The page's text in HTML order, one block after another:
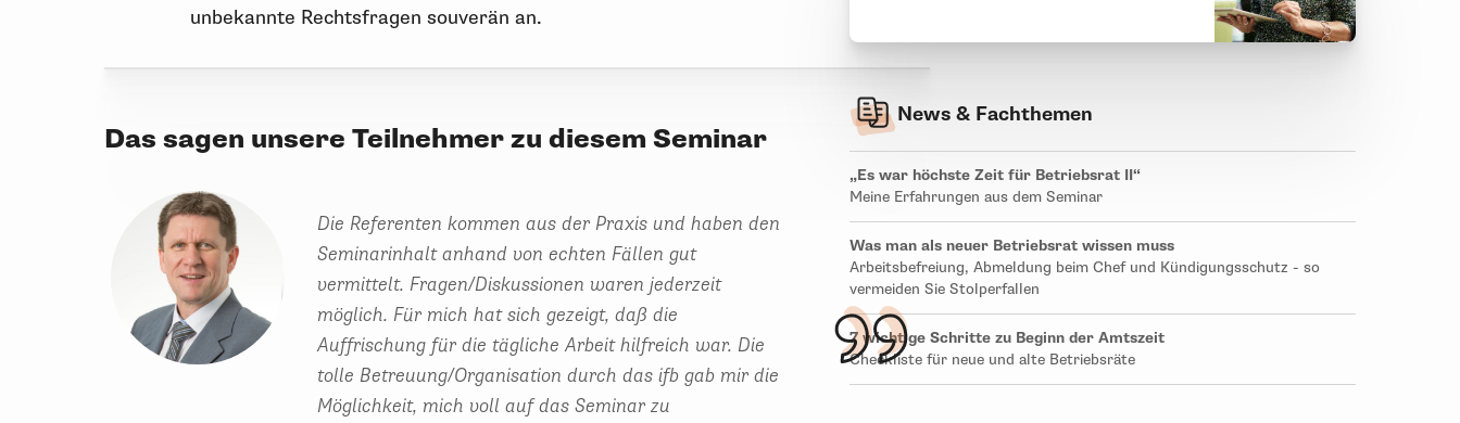
News & Fachthemen
„Es war höchste Zeit für Betriebsrat II“
Meine Erfahrungen aus dem Seminar
Was man als neuer Betriebsrat wissen muss
Arbeitsbefreiung, Abmeldung beim Chef und Kündigungsschutz - so
vermeiden Sie Stolperfallen
7 wichtige Schritte zu Beginn der Amtszeit
Checkliste für neue und alte Betriebsräte
unbekannte Rechtsfragen souverän an.
Das sagen unsere Teilnehmer zu diesem Seminar
Die Referenten kommen aus der Praxis und haben den
Seminarinhalt anhand von echten Fällen gut
vermittelt. Fragen/Diskussionen waren jederzeit
möglich. Für mich hat sich gezeigt, daß die
Auffrischung für die tägliche Arbeit hilfreich war. Die
tolle Betreuung/Organisation durch das ifb gab mir die
Möglichkeit, mich voll auf das Seminar zu
Ich würde das Seminar auf jeden
weiterempfehlen. Ich habe vieles für
empfand ich als sehr hilfreich.
Seminarleitung und sehr